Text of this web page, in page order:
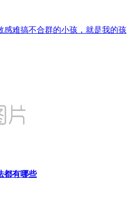
感难搞不合群的小孩，就是我的孩
都有哪些